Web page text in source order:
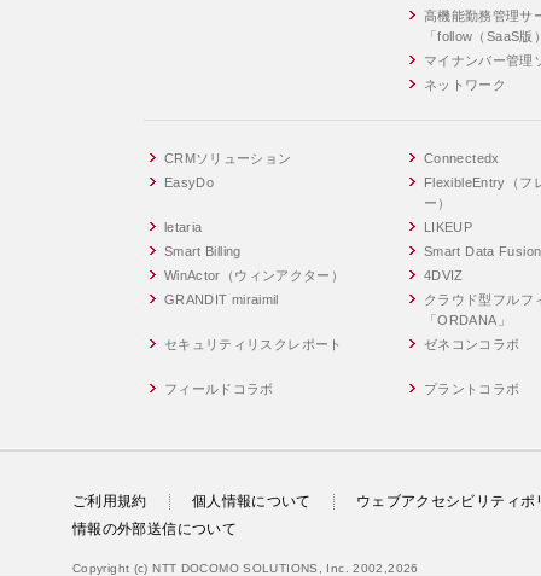
高機能勤務管理サ
「follow（SaaS版
マイナンバー管理
ネットワーク
CRMソリューション
Connectedx
EasyDo
FlexibleEntry（フ
ー）
letaria
LIKEUP
Smart Billing
Smart Data
WinActor（ウィンアクター）
4DVIZ
GRANDIT miraimil
クラウド型フルフ
「ORDANA」
セキュリティリスクレポート
ゼネコンコラボ
フィールドコラボ プラントコラボ
ご利用規約 個人情報について
ウェブアクセシビリティポ
情報の外部送信について
Copyright (c) NTT DOCOMO SOLUTIONS, Inc. 2002,2026